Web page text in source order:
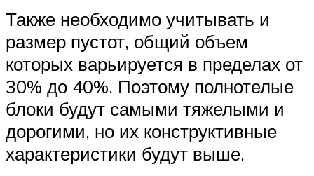
Также необходимо учитывать и
размер пустот, общий объем
которых варьируется в пределах от
30% до 40%. Поэтому полнотелые
блоки будут самыми тяжелыми и
дорогими, но их конструктивные
характеристики будут выше.